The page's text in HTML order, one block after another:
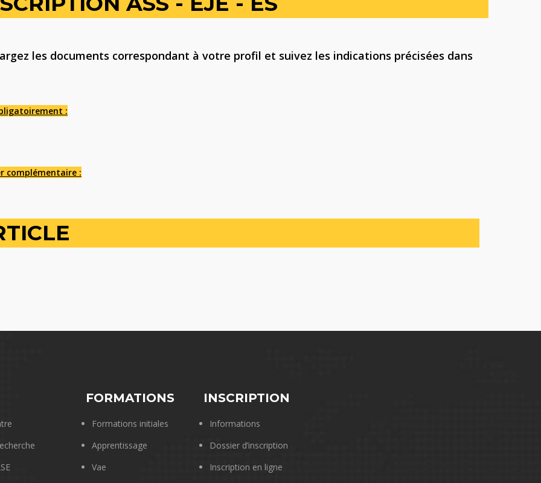
les documents correspondant à votre profil et suivez les indications précisées dans
:
complémentaire :
FORMATIONS
Formations initiales
Apprentissage
Vae
INSCRIPTION
Informations
Dossier d’inscription
Inscription en ligne